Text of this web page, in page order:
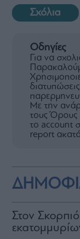
Σχόλια
Οδηγίες
Για να
Με την
τους Όρους
το account
report
Στον